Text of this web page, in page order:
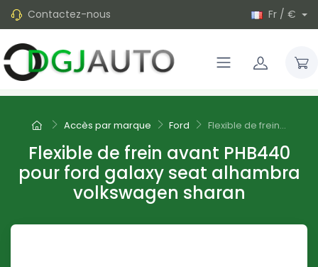
Contactez-nous Fr / €
Accès par marque Ford Flexible de frein...
Flexible de frein avant PHB440
pour ford galaxy seat alhambra
volkswagen sharan